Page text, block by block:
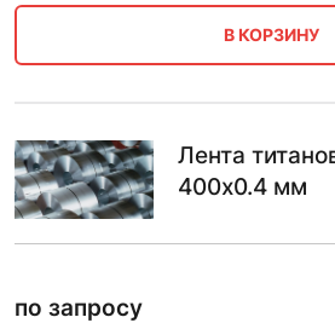
В КОРЗИНУ
Лента
400х0.4 мм
по запросу